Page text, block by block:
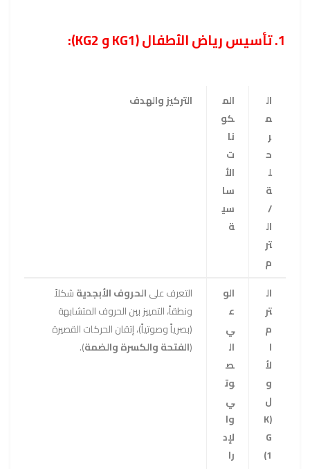
1. تأسيس رياض الأطفال (KG1 و KG2):
ال
م
ر
ح
ل
ة
/
ال
تر
م
الم
كو
نا
ت
الأ
سا
سي
ة
التركيز والهدف
ال
تر
م
ا
لأ
و
ل
(K
G
1)
الو
ع
ي
ال
ص
وت
ي
وا
لإد
را
التعرف علىالحروف الأبجديةشكلاً
ونطقاً، التمييز بين الحروف المتشابهة
(بصرياً وصوتياً)، إتقان الحركات القصيرة
(الفتحة والكسرة والضمة).